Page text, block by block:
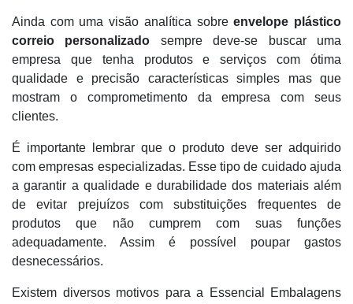
Ainda com uma visão analítica sobreenvelope plástico
correio personalizado sempre deve-se buscar uma
empresa que tenha produtos e serviços com ótima
qualidade e precisão características simples mas que
mostram o comprometimento da empresa com seus
clientes.
É importante lembrar que o produto deve ser adquirido
com empresas especializadas. Esse tipo de cuidado ajuda
a garantir a qualidade e durabilidade dos materiais além
de evitar prejuízos com substituições frequentes de
produtos que não cumprem com suas funções
adequadamente. Assim é possível poupar gastos
desnecessários.
Existem diversos motivos para a Essencial Embalagens